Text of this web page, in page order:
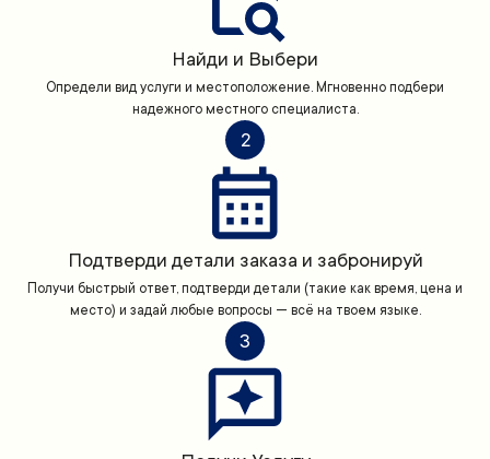
Найди и Выбери
Определи вид услуги и местоположение. Мгновенно подбери
надежного местного специалиста.
2
Подтверди детали заказа и забронируй
Получи быстрый ответ, подтверди детали (такие как время, цена и
место) и задай любые вопросы — всё на твоем языке.
3